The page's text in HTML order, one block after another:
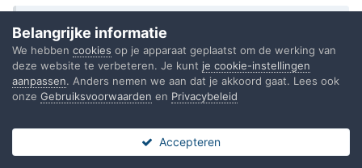
Op 22-12-2020 om 12:11 zei
Relevant is, dat het gedachtengoed in
Levensbeschouwing ter discussie kan worden gesteld
met andersdenkenden, waar expliciet niet wordt
Geloofsbelijdenis en er vrijheid bestaat het over deze
Belangrijke informatie
We hebben cookies op je apparaat geplaatst om de werking van
deze website te verbeteren. Je kunt je cookie-instellingen
aanpassen. Anders nemen we aan dat je akkoord gaat. Lees ook
onze Gebruiksvoorwaarden en Privacybeleid
Accepteren